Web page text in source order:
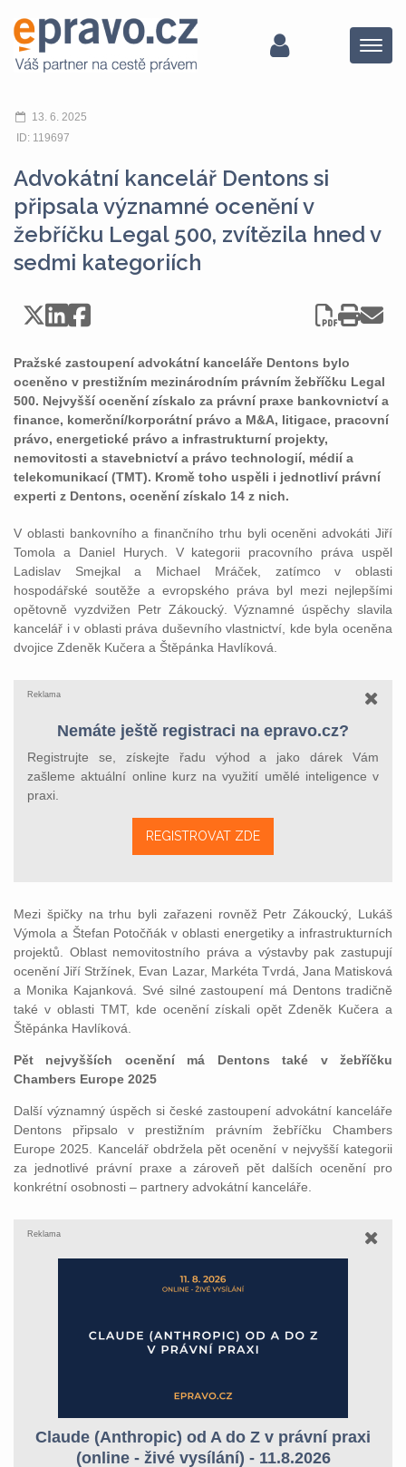
Menu
13. 6. 2025
ID: 119697
Advokátní kancelář Dentons si
připsala významné ocenění v
žebříčku Legal 500, zvítězila hned v
sedmi kategoriích
Pražské zastoupení advokátní kanceláře Dentons bylo
oceněno v prestižním mezinárodním právním žebříčku Legal
500. Nejvyšší ocenění získalo za právní praxe bankovnictví a
finance, komerční/korporátní právo a M&A, litigace, pracovní
právo, energetické právo a infrastrukturní projekty,
nemovitosti a stavebnictví a právo technologií, médií a
telekomunikací (TMT). Kromě toho uspěli i jednotliví právní
experti z Dentons, ocenění získalo 14 z nich.
V oblasti bankovního a finančního trhu byli oceněni advokáti Jiří
Tomola a Daniel Hurych. V kategorii pracovního práva uspěl
Ladislav Smejkal a Michael Mráček, zatímco v oblasti
hospodářské soutěže a evropského práva byl mezi nejlepšími
opětovně vyzdvižen Petr Zákoucký. Významné úspěchy slavila
kancelář i v oblasti práva duševního vlastnictví, kde byla oceněna
dvojice Zdeněk Kučera a Štěpánka Havlíková.
Reklama
Nemáte ještě registraci na epravo.cz?
Registrujte se, získejte řadu výhod a jako dárek Vám
zašleme aktuální online kurz na využití umělé inteligence v
praxi.
REGISTROVAT ZDE
Mezi špičky na trhu byli zařazeni rovněž Petr Zákoucký, Lukáš
Výmola a Štefan Potočňák v oblasti energetiky a infrastrukturních
projektů. Oblast nemovitostního práva a výstavby pak zastupují
ocenění Jiří Stržínek, Evan Lazar, Markéta Tvrdá, Jana Matisková
a Monika Kajanková. Své silné zastoupení má Dentons tradičně
také v oblasti TMT, kde ocenění získali opět Zdeněk Kučera a
Štěpánka Havlíková.
Pět nejvyšších ocenění má Dentons také v žebříčku
Chambers Europe 2025
Další významný úspěch si české zastoupení advokátní kanceláře
Dentons připsalo v prestižním právním žebříčku Chambers
Europe 2025. Kancelář obdržela pět ocenění v nejvyšší kategorii
za jednotlivé právní praxe a zároveň pět dalších ocenění pro
konkrétní osobnosti – partnery advokátní kanceláře.
Reklama
Claude (Anthropic) od A do Z v právní praxi
(online - živé vysílání) - 11.8.2026